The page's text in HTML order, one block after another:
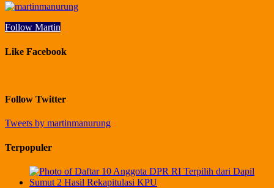
Follow Martin
Like Facebook
Follow Twitter
Tweets by martinmanurung
Terpopuler